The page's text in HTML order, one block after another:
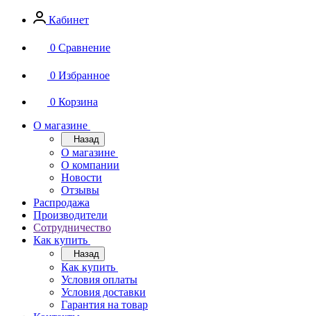
Кабинет
0 Сравнение
0 Избранное
0 Корзина
О магазине
Назад
О магазине
О компании
Новости
Отзывы
Распродажа
Производители
Сотрудничество
Как купить
Назад
Как купить
Условия оплаты
Условия доставки
Гарантия на товар